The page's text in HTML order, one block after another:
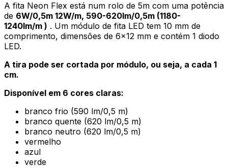
A fita Neon Flex está num rolo de 5m com uma potência
de 6W/0,5m 12W/m, 590-620lm/0,5m (1180-
1240lm/m ) . Um módulo de fita LED tem 10 mm de
comprimento, dimensões de 6×12 mm e contém 1 diodo
LED.
A tira pode ser cortada por módulo, ou seja, a cada 1
cm.
Disponível em 6 cores claras:
branco frio (590 lm/0,5 m)
branco quente (620 lm/0,5 m)
branco neutro (620 lm/0,5 m)
vermelho
azul
verde